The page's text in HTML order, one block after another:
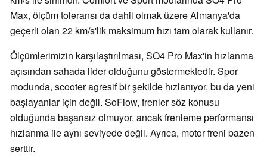
Max, ölçüm toleransı da dahil olmak üzere Almanya'da
geçerli olan 22 km/s'lik maksimum hızı tam olarak kullanır.
Ölçümlerimizin karşılaştırılması, SO4 Pro Max'in hızlanma
açısından sahada lider olduğunu göstermektedir. Spor
modunda, scooter agresif bir şekilde hızlanıyor, bu da yeni
başlayanlar için değil. SoFlow, frenler söz konusu
olduğunda başarısız olmuyor, ancak frenleme performansı
hızlanma ile aynı seviyede değil. Ayrıca, motor freni bazen
serttir.